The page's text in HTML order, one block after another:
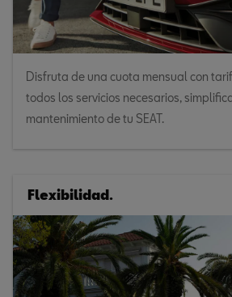
Disfruta de una cuota mensual con
todos los servicios necesarios,
mantenimiento de tu SEAT.
Flexibilidad.